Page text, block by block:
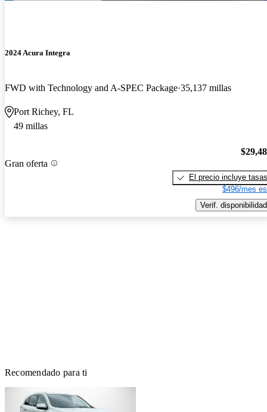
2024 Acura Integra
FWD with Technology and A-SPEC Package 35,137 millas
Port Richey, FL
49 millas
Gran oferta
El precio incluye tasas
$496/mes
Verif. disponibilidad
Recomendado para ti